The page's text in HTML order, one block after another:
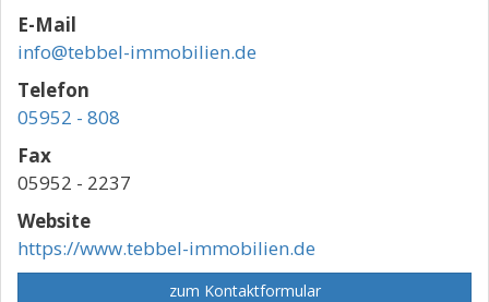
E-Mail
info@tebbel-immobilien.de
Telefon
05952 - 808
Fax
05952 - 2237
Website
https://www.tebbel-immobilien.de
zum Kontaktformular